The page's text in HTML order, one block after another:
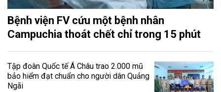
Bệnh viện FV cứu một bệnh nhân
Campuchia thoát chết chỉ trong 15 phút
Tập đoàn Quốc tế Á Châu trao 2.000 mũ
bảo hiểm đạt chuẩn cho người dân Quảng
Ngãi